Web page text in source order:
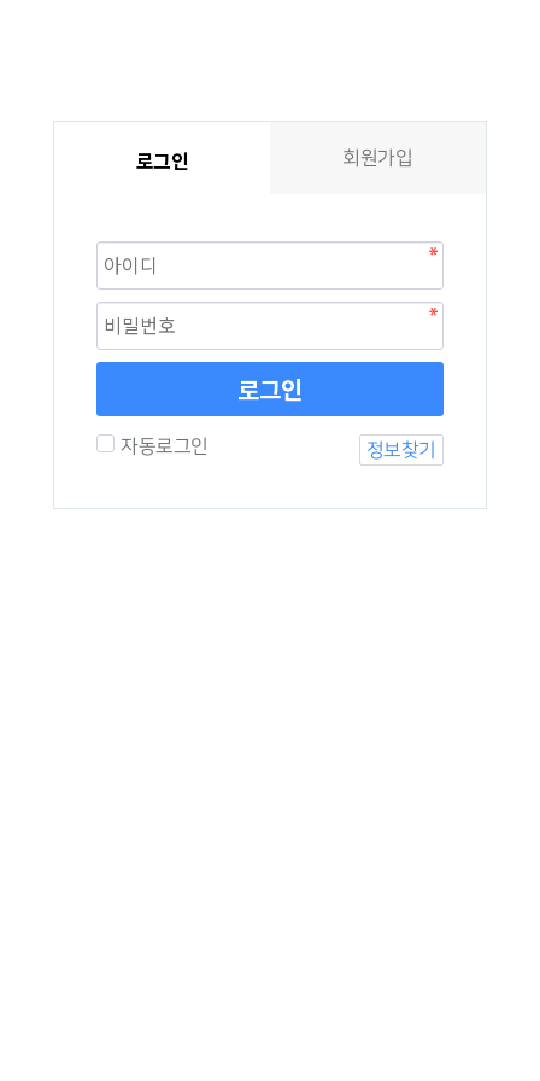
로그인 회원가입
로그인
자동로그인 정보찾기